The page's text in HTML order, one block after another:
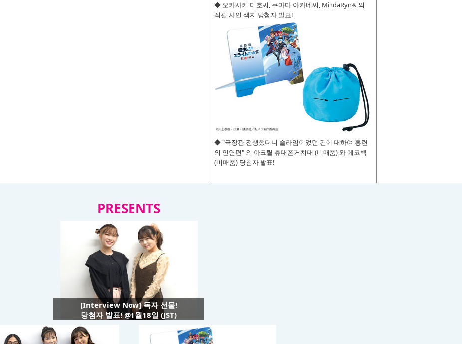
◆ 오카사키 미호씨, 쿠마다 아카네씨, MindaRyn씨의
직필 사인 색지 당첨자 발표!
◆ "극장판 전생했더니 슬라임이었던 건에 대하여 홍련
의 인연편" 의 아크릴 휴대폰거치대 (비매품) 와 에코백
(비매품) 당첨자 발표!
PRESENTS
[Interview Now] 독자 선물!
당첨자 발표! @1월18일 (JST)